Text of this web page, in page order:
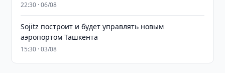
22:30 · 06/08
Sojitz построит и будет управлять новым
аэропортом Ташкента
15:30 · 03/08